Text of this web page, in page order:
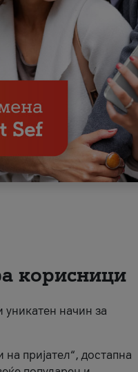
корисници
начин за
пријател“, достапна